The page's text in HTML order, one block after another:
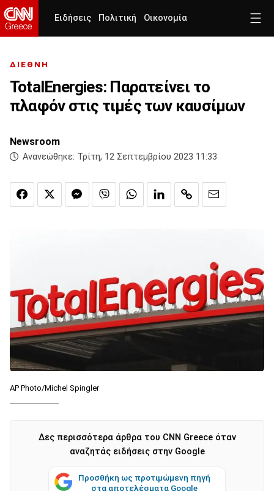
Ειδήσεις Πολιτική Οικονομία
ΔΙΕΘΝΗ
TotalEnergies: Παρατείνει το
πλαφόν στις τιμές των καυσίμων
Newsroom
Ανανεώθηκε: Τρίτη, 12 Σεπτεμβρίου 2023 11:33
AP Photo/Michel Spingler
Δες περισσότερα άρθρα του CNN Greece όταν
αναζητάς ειδήσεις στην Google
Προσθήκη ως προτιμώμενη πηγή
στα αποτελέσματα Google